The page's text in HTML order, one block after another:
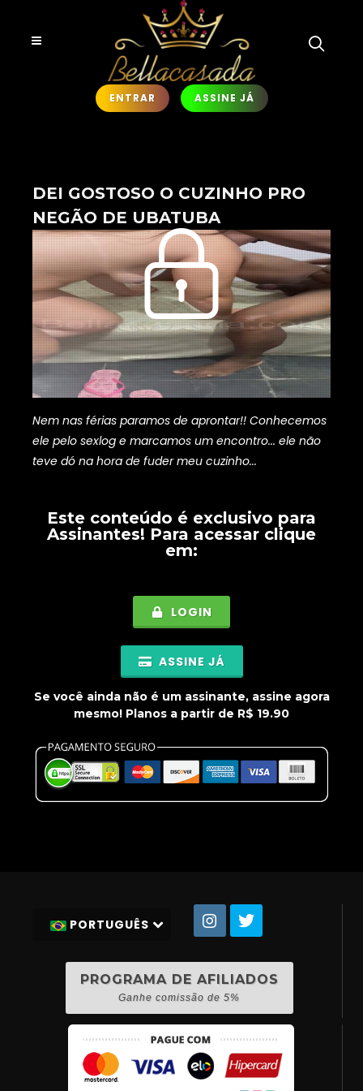
ENTRAR ASSINE JÁ
DEI GOSTOSO O CUZINHO PRO
NEGÃO DE UBATUBA
Nem nas férias paramos de aprontar!! Conhecemos
ele pelo sexlog e marcamos um encontro... ele não
teve dó na hora de fuder meu cuzinho...
Este conteúdo é exclusivo para
Assinantes! Para acessar clique
em:
LOGIN
ASSINE JÁ
Se você ainda não é um assinante, assine agora
mesmo! Planos a partir de R$ 19.90
PORTUGUÊS
PROGRAMA DE AFILIADOS
Ganhe comissão de 5%